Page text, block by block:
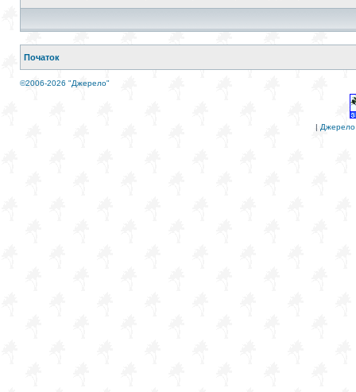
Початок
©2006-2026 "Джерело"
| Джерело